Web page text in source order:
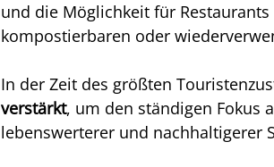
und die Möglichkeit für
kompostierbaren oder
In der Zeit des größten
verstärkt, um den ständigen Fokus
lebenswerterer und nachhaltigerer